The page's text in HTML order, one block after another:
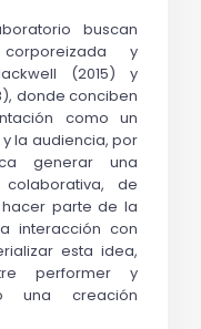
buscan
y
(2015) y
donde conciben
como un
la audiencia, por
generar una
de
parte de la
interacción con
esta idea,
performer y
una creación